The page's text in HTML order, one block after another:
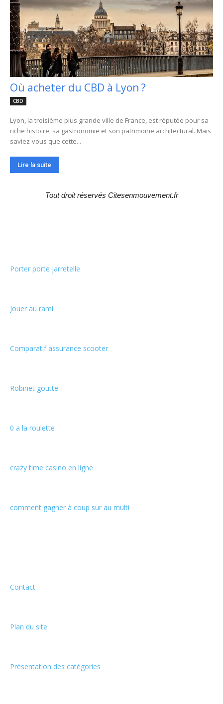
Où acheter du CBD à Lyon ?
CBD
Lyon, la troisième plus grande ville de France, est réputée pour sa
riche histoire, sa gastronomie et son patrimoine architectural. Mais
saviez-vous que cette...
Lire la suite
Tout droit réservés Citesenmouvement.fr
Porter porte jarretelle
Jouer au rami
Comparatif assurance scooter
Robinet goutte
0 a la roulette
crazy time casino en ligne
comment gagner à coup sur au multi
Contact
Plan du site
Présentation des catégories